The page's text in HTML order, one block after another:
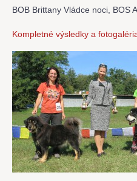
BOB Brittany Vládce noci, BOS
Kompletné výsledky a